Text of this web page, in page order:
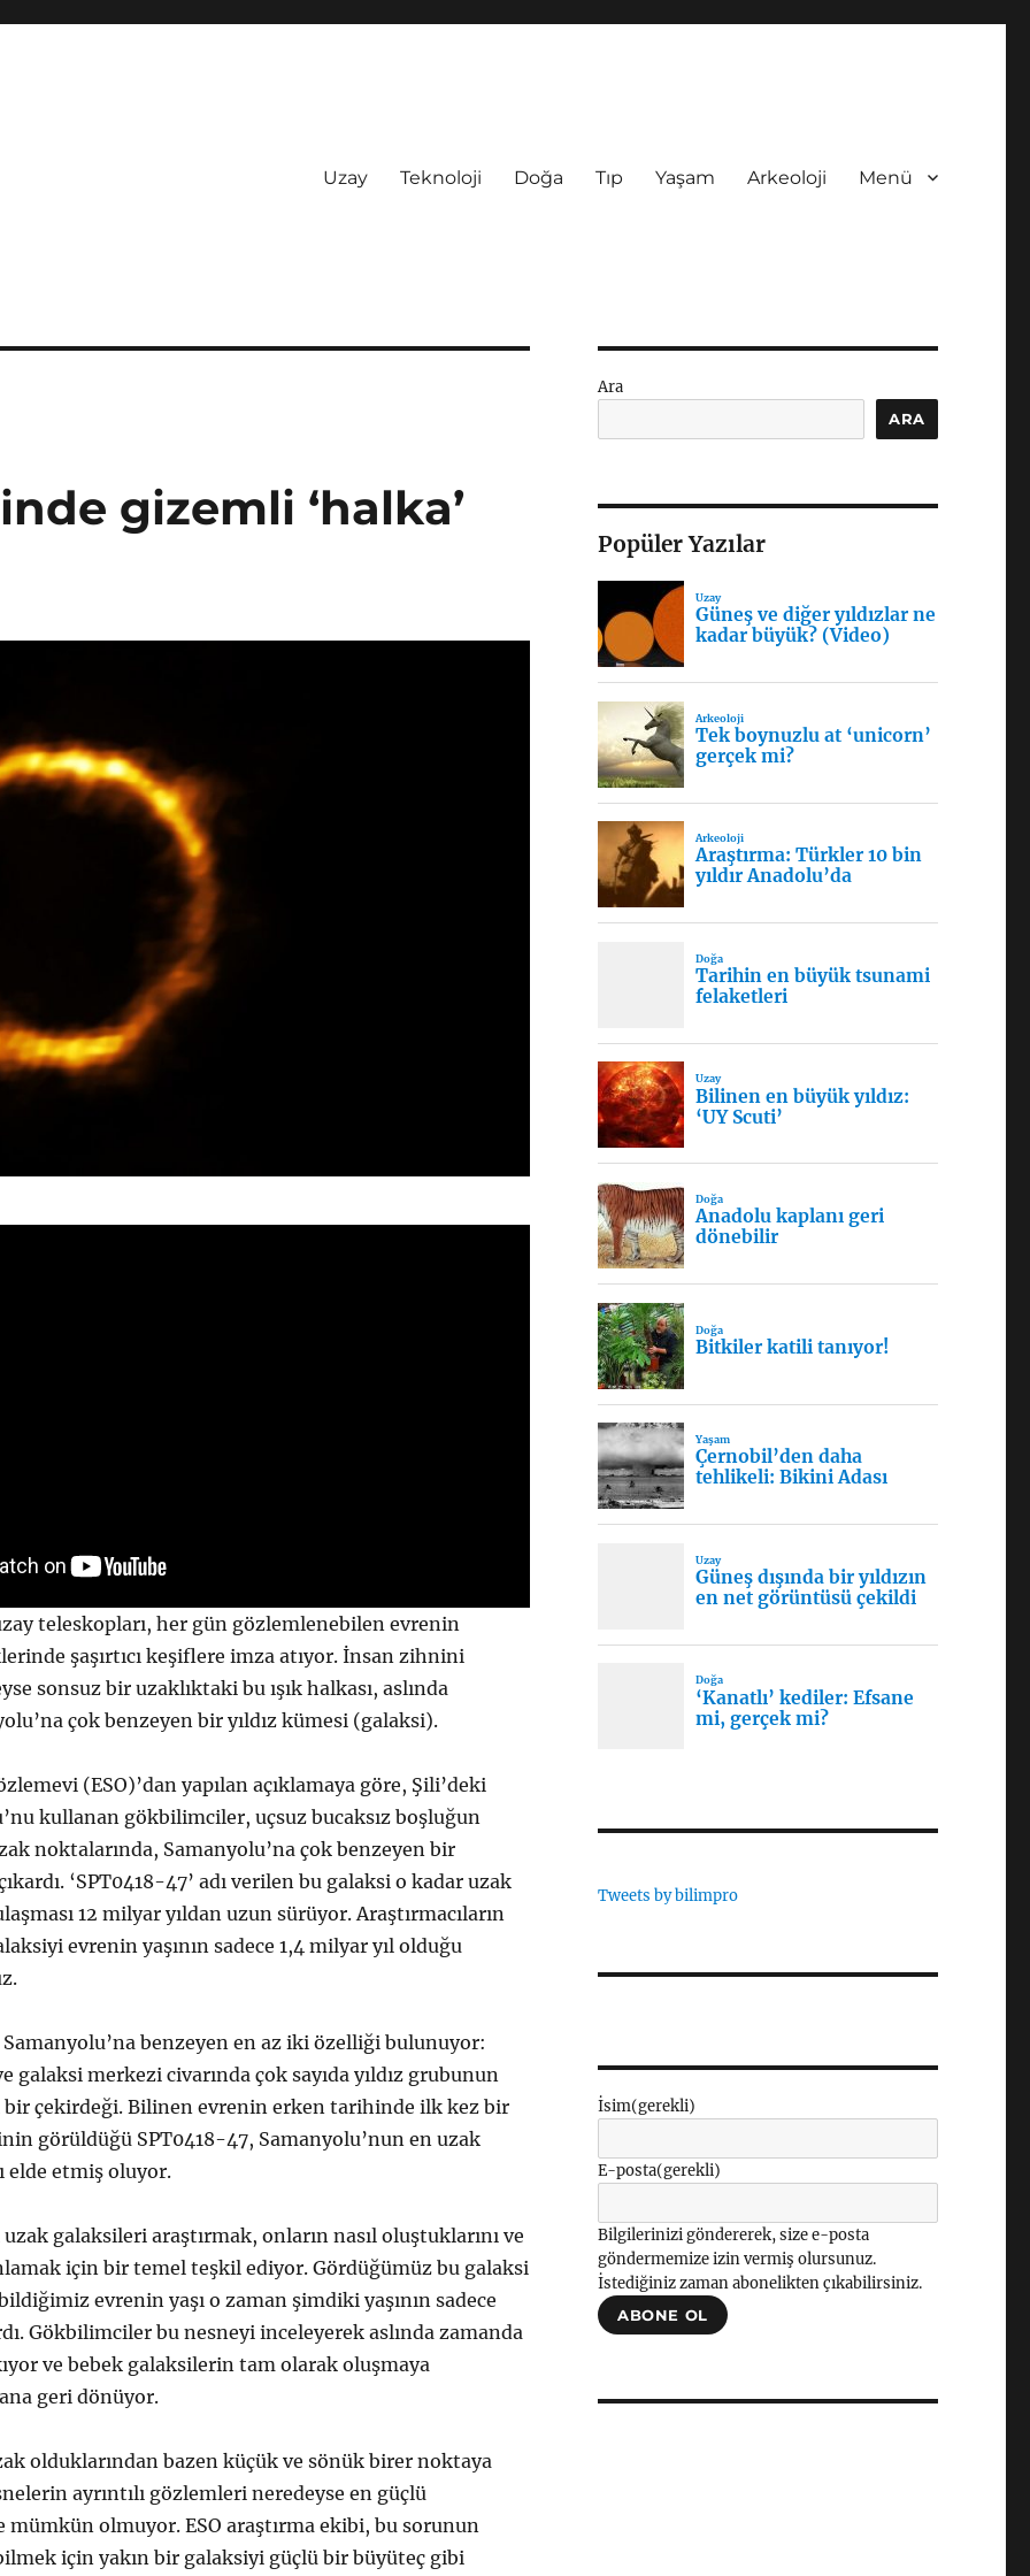
Uzay Teknoloji Doğa Tıp Yaşam Arkeoloji Menü
gizemli ‘halka’
teleskopları, her gün gözlemlenebilen evrenin
şaşırtıcı keşiflere imza atıyor. İnsan zihnini
sonsuz bir uzaklıktaki bu ışık halkası, aslında
çok benzeyen bir yıldız kümesi (galaksi).
(ESO)’dan yapılan açıklamaya göre, Şili’deki
kullanan gökbilimciler, uçsuz bucaksız boşluğun
noktalarında, Samanyolu’na çok benzeyen bir
‘SPT0418-47’ adı verilen bu galaksi o kadar uzak
12 milyar yıldan uzun sürüyor. Araştırmacıların
evrenin yaşının sadece 1,4 milyar yıl olduğu
Samanyolu’na benzeyen en az iki özelliği bulunuyor:
galaksi merkezi civarında çok sayıda yıldız grubunun
bir çekirdeği. Bilinen evrenin erken tarihinde ilk kez bir
görüldüğü SPT0418-47, Samanyolu’nun en uzak
elde etmiş oluyor.
galaksileri araştırmak, onların nasıl oluştuklarını ve
için bir temel teşkil ediyor. Gördüğümüz bu galaksi
evrenin yaşı o zaman şimdiki yaşının sadece
Gökbilimciler bu nesneyi inceleyerek aslında zamanda
ve bebek galaksilerin tam olarak oluşmaya
geri dönüyor.
olduklarından bazen küçük ve sönük birer noktaya
ayrıntılı gözlemleri neredeyse en güçlü
olmuyor. ESO araştırma ekibi, bu sorunun
için yakın bir galaksiyi güçlü bir büyüteç gibi
Ara
ARA
Popüler Yazılar
Tweets by bilimpro
İsim(gerekli)
E-posta(gerekli)
Bilgilerinizi göndererek, size e-posta
göndermemize izin vermiş olursunuz.
İstediğiniz zaman abonelikten çıkabilirsiniz.
ABONE OL